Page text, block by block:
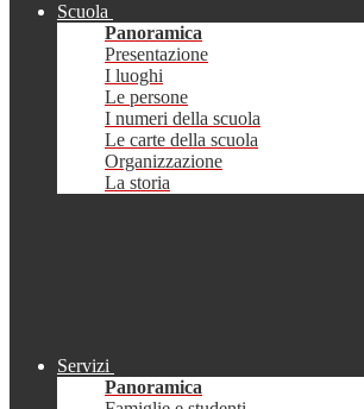
Scuola
Panoramica
Presentazione
I luoghi
Le persone
I numeri della scuola
Le carte della scuola
Organizzazione
La storia
Servizi
Panoramica